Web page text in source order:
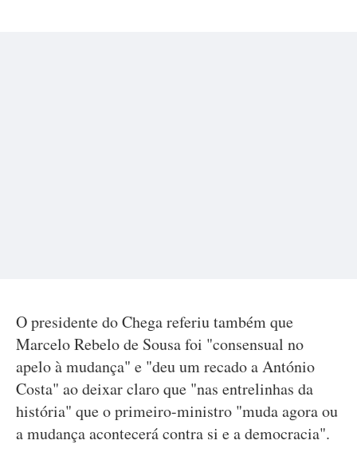
O presidente do Chega referiu também que
Marcelo Rebelo de Sousa foi "consensual no
apelo à mudança" e "deu um recado a António
Costa" ao deixar claro que "nas entrelinhas da
história" que o primeiro-ministro "muda agora ou
a mudança acontecerá contra si e a democracia".